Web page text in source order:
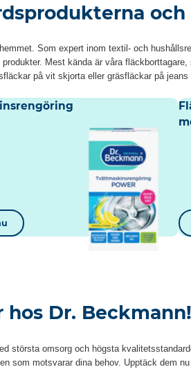
Som expert inom textil- och
Mest kända är våra
på vit skjorta eller gräsfläckar på
hos Dr. Beckmann!
största omsorg och högsta
som motsvarar dina behov. Upptäck dem